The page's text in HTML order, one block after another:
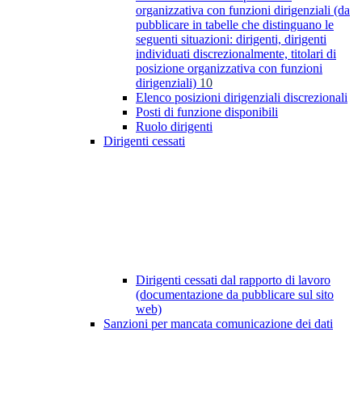
organizzativa con funzioni dirigenziali (da
pubblicare in tabelle che distinguano le
seguenti situazioni: dirigenti, dirigenti
individuati discrezionalmente, titolari di
posizione organizzativa con funzioni
dirigenziali) 10
Elenco posizioni dirigenziali discrezionali
Posti di funzione disponibili
Ruolo dirigenti
Dirigenti cessati
Dirigenti cessati dal rapporto di lavoro
(documentazione da pubblicare sul sito
web)
Sanzioni per mancata comunicazione dei dati